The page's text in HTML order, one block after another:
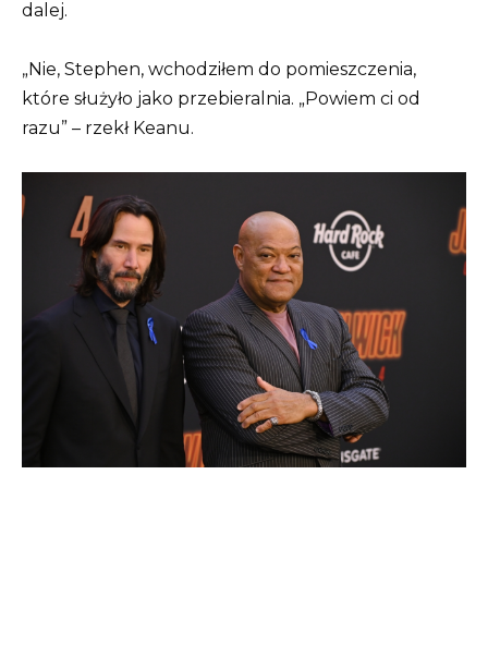
dalej.
„Nie, Stephen, wchodziłem do pomieszczenia,
które służyło jako przebieralnia. „Powiem ci od
razu” – rzekł Keanu.